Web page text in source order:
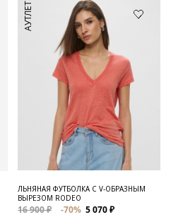
АУТЛЕТ
ЛЬНЯНАЯ ФУТБОЛКА С V-ОБРАЗНЫМ
ВЫРЕЗОМ RODEO
16 900 ₽ -70% 5 070 ₽